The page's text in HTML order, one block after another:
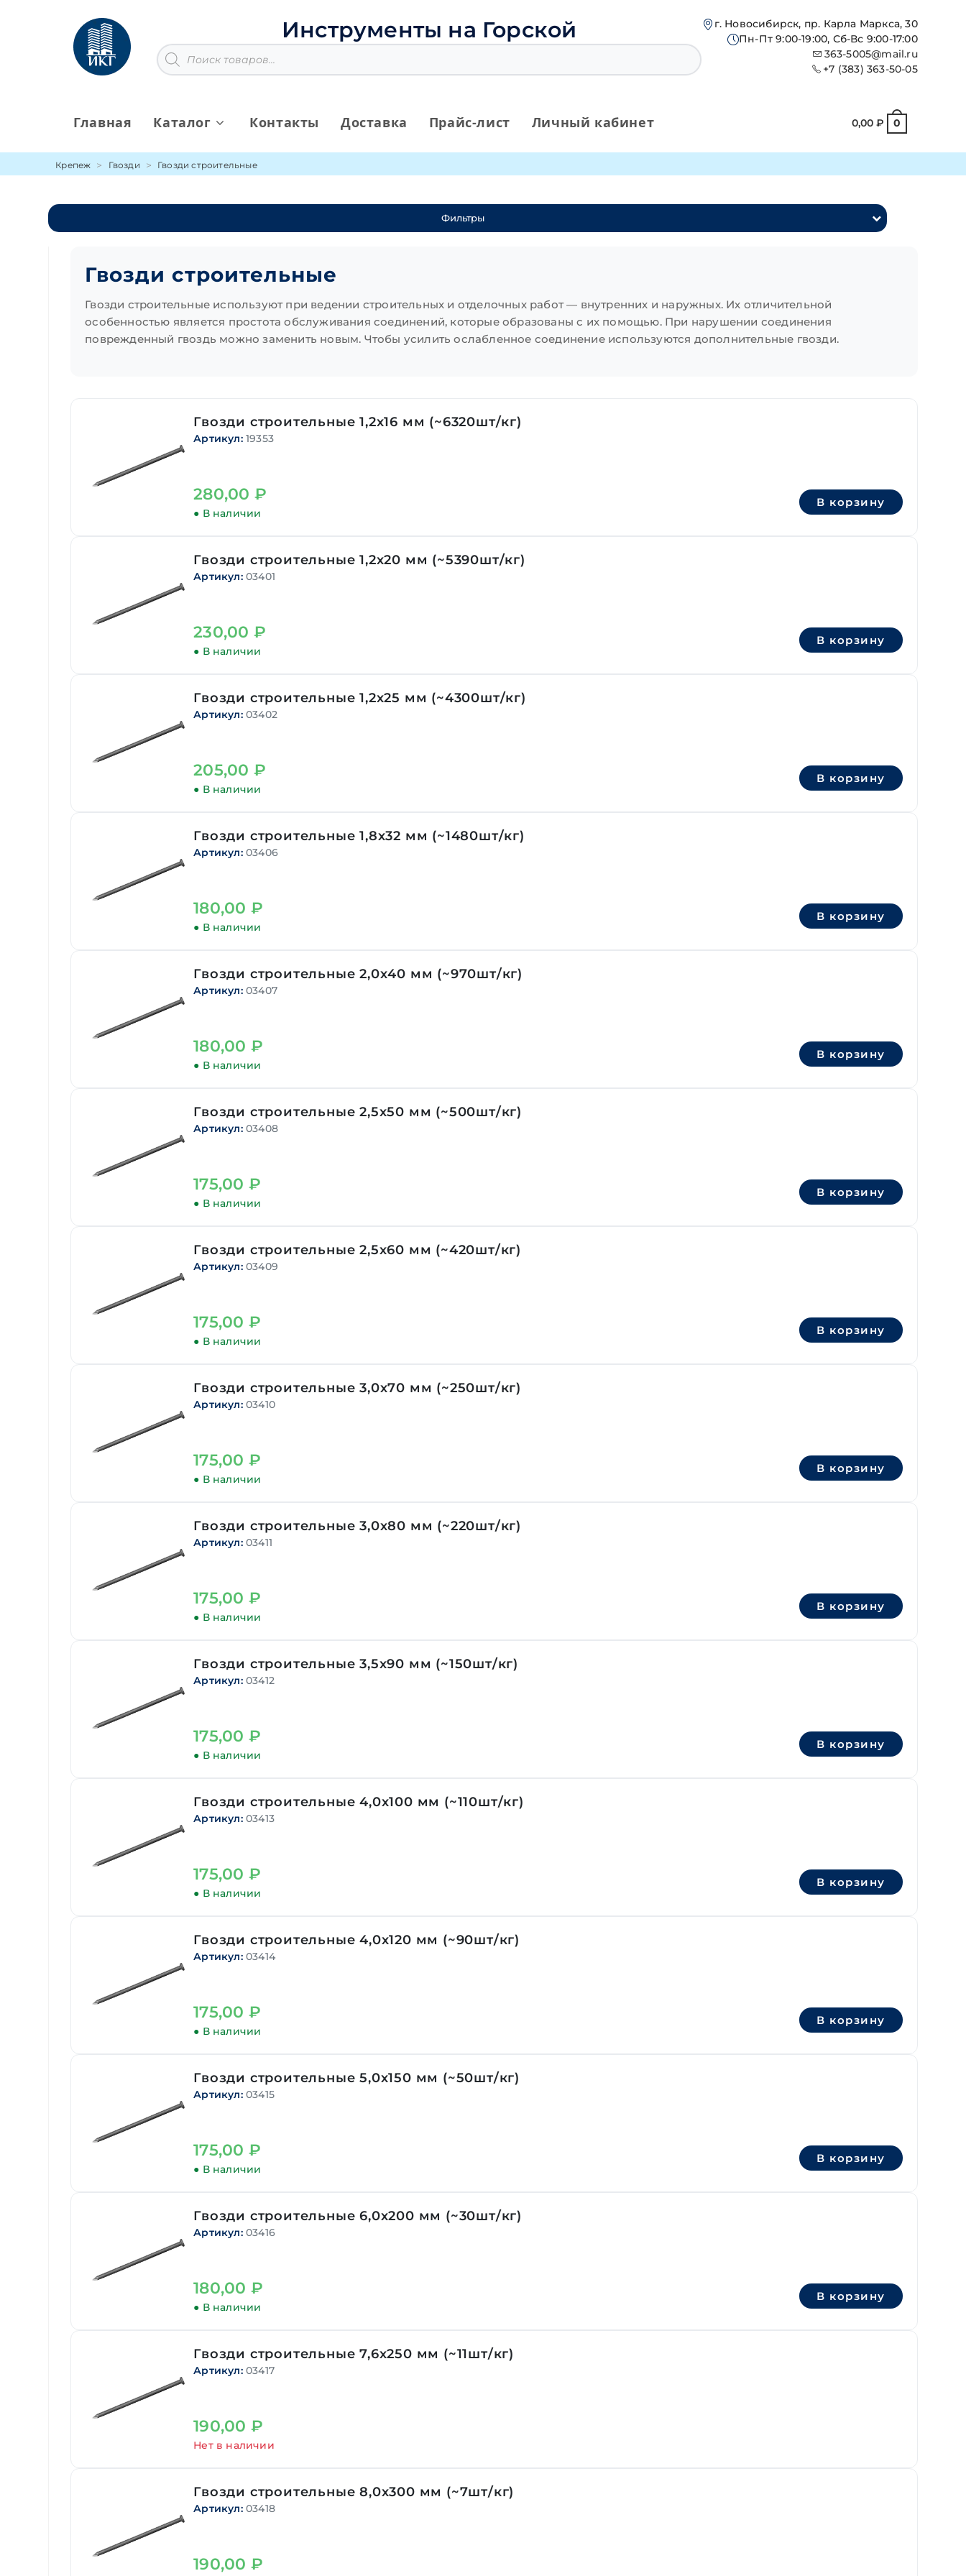
содержимому
Инструменты на Горской
Поиск
товаров
г. Новосибирск, пр. Карла Маркса, 30
Пн-Пт 9:00-19:00, Сб-Вс 9:00-17:00
363-5005@mail.ru
+7 (383) 363-50-05
Главная Каталог Контакты Доставка Прайс-лист Личный кабинет 0,00 ₽ 0
Крепеж Гвозди Гвозди строительные
Фильтры
Гвозди строительные
Гвозди строительные используют при ведении строительных и отделочных работ — внутренних и наружных. Их отличительной
особенностью является простота обслуживания соединений, которые образованы с их помощью. При нарушении соединения
поврежденный гвоздь можно заменить новым. Чтобы усилить ослабленное соединение используются дополнительные гвозди.
Гвозди строительные 1,2х16 мм (~6320шт/кг)
Артикул:19353
280,00 ₽
● В наличии
В корзину
Гвозди строительные 1,2х20 мм (~5390шт/кг)
Артикул:03401
230,00 ₽
● В наличии
В корзину
Гвозди строительные 1,2х25 мм (~4300шт/кг)
Артикул:03402
205,00 ₽
● В наличии
В корзину
Гвозди строительные 1,8х32 мм (~1480шт/кг)
Артикул:03406
180,00 ₽
● В наличии
В корзину
Гвозди строительные 2,0х40 мм (~970шт/кг)
Артикул:03407
180,00 ₽
● В наличии
В корзину
Гвозди строительные 2,5х50 мм (~500шт/кг)
Артикул:03408
175,00 ₽
● В наличии
В корзину
Гвозди строительные 2,5х60 мм (~420шт/кг)
Артикул:03409
175,00 ₽
● В наличии
В корзину
Гвозди строительные 3,0х70 мм (~250шт/кг)
Артикул:03410
175,00 ₽
● В наличии
В корзину
Гвозди строительные 3,0х80 мм (~220шт/кг)
Артикул:03411
175,00 ₽
● В наличии
В корзину
Гвозди строительные 3,5х90 мм (~150шт/кг)
Артикул:03412
175,00 ₽
● В наличии
В корзину
Гвозди строительные 4,0х100 мм (~110шт/кг)
Артикул:03413
175,00 ₽
● В наличии
В корзину
Гвозди строительные 4,0х120 мм (~90шт/кг)
Артикул:03414
175,00 ₽
● В наличии
В корзину
Гвозди строительные 5,0х150 мм (~50шт/кг)
Артикул:03415
175,00 ₽
● В наличии
В корзину
Гвозди строительные 6,0х200 мм (~30шт/кг)
Артикул:03416
180,00 ₽
● В наличии
В корзину
Гвозди строительные 7,6х250 мм (~11шт/кг)
Артикул:03417
190,00 ₽
Нет в наличии
Гвозди строительные 8,0х300 мм (~7шт/кг)
Артикул:03418
190,00 ₽